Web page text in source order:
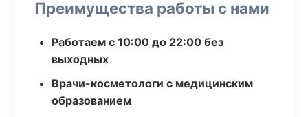
Преимущества работы с нами
Работаем с 10:00 до 22:00 без
выходных
Врачи-косметологи с медицинским
образованием